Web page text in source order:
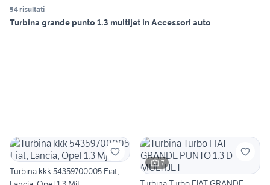
54 risultati
Turbina grande punto 1.3 multijet in Accessori auto
Turbina kkk 54359700005 Fiat,
7